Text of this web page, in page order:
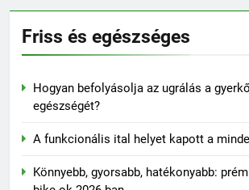
Friss és egészséges
Hogyan befolyásolja az ugrálás a
egészségét?
A funkcionális ital helyet kapott a
Könnyebb, gyorsabb, hatékonyabb: